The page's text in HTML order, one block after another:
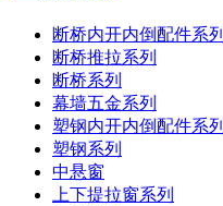
断桥内开内倒配件系列
断桥推拉系列
断桥系列
幕墙五金系列
塑钢内开内倒配件系列
塑钢系列
中悬窗
上下提拉窗系列